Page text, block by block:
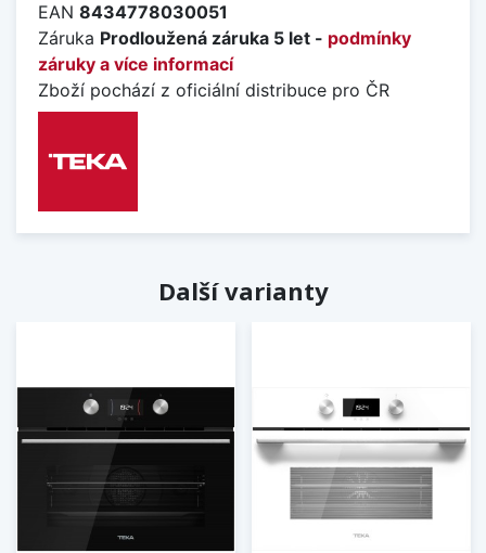
EAN 8434778030051
Záruka Prodloužená záruka 5 let - podmínky
záruky a více informací
Zboží pochází z oficiální distribuce pro ČR
Další varianty